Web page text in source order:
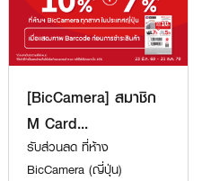
[BicCamera] สมาชิก
M Card...
รับส่วนลด ที่ห้าง
BicCamera (ญี่ปุ่น)